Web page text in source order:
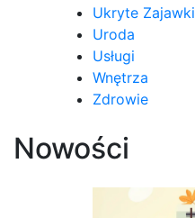
Ukryte Zajawki
Uroda
Usługi
Wnętrza
Zdrowie
Nowości